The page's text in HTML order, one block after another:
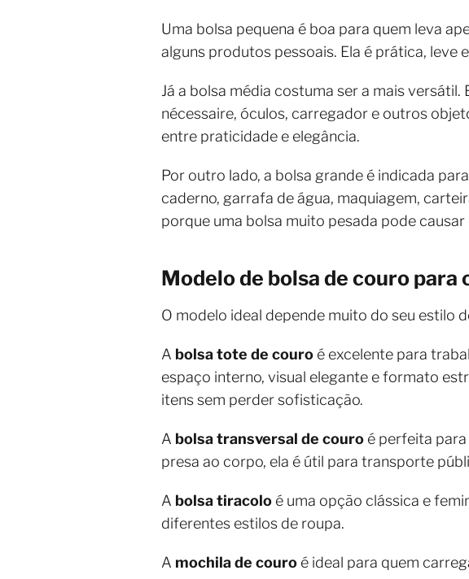
Uma bolsa pequena é boa para quem leva
alguns produtos pessoais. Ela é prática, leve
Já a bolsa média costuma ser a mais
nécessaire, óculos, carregador e outros
entre praticidade e elegância.
Por outro lado, a bolsa grande é indicada
caderno, garrafa de água, maquiagem,
porque uma bolsa muito pesada pode
Modelo de bolsa de couro para
O modelo ideal depende muito do seu estilo
A bolsa tote de couro é excelente para
espaço interno, visual elegante e formato
itens sem perder sofisticação.
A bolsa transversal de couro é perfeita
presa ao corpo, ela é útil para transporte
A bolsa tiracolo é uma opção clássica e
diferentes estilos de roupa.
A mochila de couro é ideal para quem